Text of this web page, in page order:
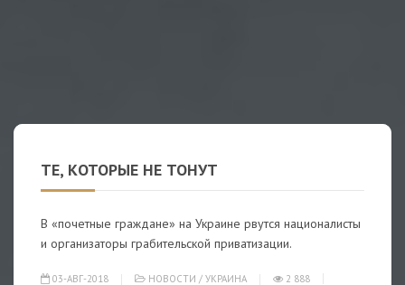
ТЕ, КОТОРЫЕ НЕ ТОНУТ
В «почетные граждане» на Украине рвутся националисты
и организаторы грабительской приватизации.
03-АВГ-2018 НОВОСТИ / УКРАИНА 2 888